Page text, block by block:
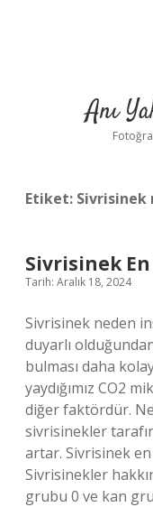
Anı
Etiket: Sivrisinek
Sivrisinek
Tarih: Aralık 18, 2024
Sivrisinek neden
duyarlı
bulması daha
yaydığımız CO2
diğer faktördür.
sivrisinekler
artar. Sivrisinek
Sivrisinekler
grubu 0 ve kan